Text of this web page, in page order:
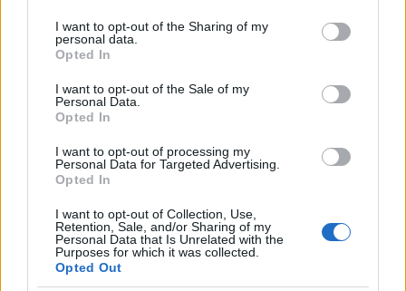
not limited to your visit or usage behaviour. You may click to
grant or deny consent to Google and its third-party tags to
use your data for below specified purposes in below Google
consent section.
I want to opt-out of the Sharing of my
personal data.
Opted In
I want to opt-out of the Sale of my
Personal Data.
Opted In
I want to opt-out of processing my
Personal Data for Targeted Advertising.
Opted In
I want to opt-out of Collection, Use,
Retention, Sale, and/or Sharing of my
Personal Data that Is Unrelated with the
Purposes for which it was collected.
Opted Out
πατέρας του, Χόρχε
Ελίζαμπεθ Ελέτσι και Νεκτάριος Λεμονίδης
πάρουν την ευχή για τον γιο τους
Ηφαίστειο Σαντορίνης: Ένας 15χρονος που
μπορεί να αλλάξει τη χρονολογία της
προϊστορικής έκρηξης
Πιο σχολιασμένα
Βγήκαν ξανά τα μαχαίρια στην Ελπίδα
για τη Δημοκρατία: «Καρυστιανού,